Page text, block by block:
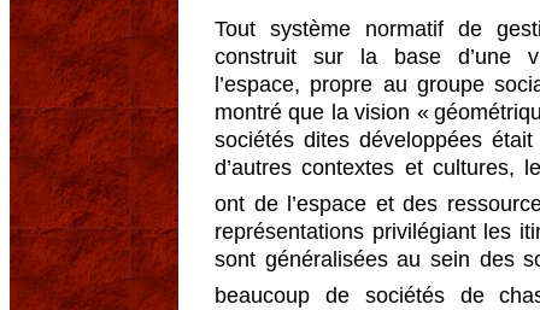
Tout système normatif de
construit sur la base d’une
l’espace, propre au groupe
montré que la vision «
sociétés dites développées
d’autres contextes et cultures,
ont de l’espace et des
représentations privilégiant les
sont généralisées au sein des
beaucoup de sociétés de